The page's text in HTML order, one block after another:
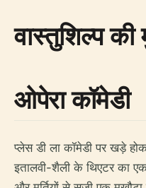
वास्तुशिल्प
ओपेरा कॉमेडी
प्लेस डी ला कॉमेडी पर खड़े
इतालवी-शैली के थिएटर का